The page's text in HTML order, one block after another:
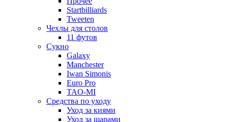
Startbilliards
Tweeten
Чехлы для столов
11 футов
Сукно
Galaxy
Manchester
Iwan Simonis
Euro Pro
TAO-MI
Средства по уходу
Уход за киями
Уход за шарами